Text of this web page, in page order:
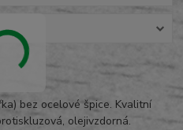
bez ocelové špice. Kvalitní
olejivzdorná.